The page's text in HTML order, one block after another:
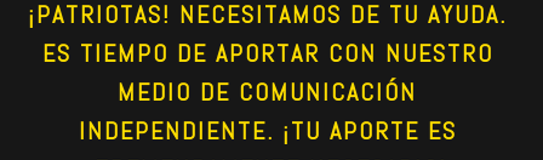
¡PATRIOTAS! NECESITAMOS DE TU AYUDA.
ES TIEMPO DE APORTAR CON NUESTRO
MEDIO DE COMUNICACIÓN
INDEPENDIENTE. ¡TU APORTE ES